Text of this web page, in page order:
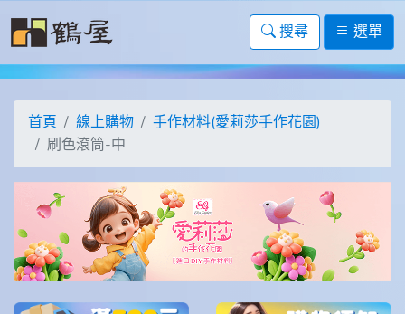
搜尋 選單
首頁 線上購物
手作材料(愛莉莎手作花園)
刷色滾筒-中